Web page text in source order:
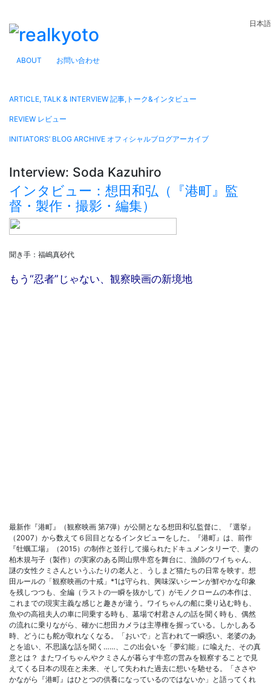
日本語
ABOUT お問い合わせ
ARTICLE, TALK & INTERVIEW 記事,トーク&インタビュー
REVIEW レビュー
INITIATORS’ BLOG ARCHIVE オフィシャルブログアーカイブ
Interview: Soda Kazuhiro
インタビュー：想田和弘（『港町』監
督・製作・撮影・編集）
聞き手：福嶋真砂代
もう“忍者”じゃない、観察映画の新境地
最新作『港町』（観察映画 第7弾）が公開となる想田和弘監督に、『選挙』
（2007）から数えて６回目となるインタビューをした。『港町』は、前作
『牡蠣工場』（2015）の制作と並行して撮られたドキュメンタリーで、妻の
柏木規与子（製作）の実家のある岡山県牛窓を舞台に、漁師のワイちゃん、
謎の女性クミさんというふたりの老人と、うしまど猫たちの日常を映す。想
田ルールの「観察映画の十戒」*1は守られ、興味深いシーンが鮮やかな印象
を残しつつも、全編（ラストの一瞬を抜かして）がモノクロームの本作は、
これまでの現実主義な感じと趣きが違う。ワイちゃんの船に乗り込む時も、
魚やの高祖夫人の車に同乗する時も、墓場で村君さんの話を聞く時も、偶然
の流れに乗りながら、確かに想田カメラは主導権を握っている。しかしある
時、どうにも舵が取れなくなる。「おいで」と言われて一瞬惑い、老婆のあ
とを追い、不思議な話を聞く……、この出会いを「夢幻能」に喩えた、その真
意とは？ またワイちゃんやクミさんが暮らす牛窓の営みを観察することで見
えてくる日本の現在と未来、そして失われた過去に想いを馳せる。「ささや
かながら『港町』はひとつの供養になっているのではないか」と語ってくれ